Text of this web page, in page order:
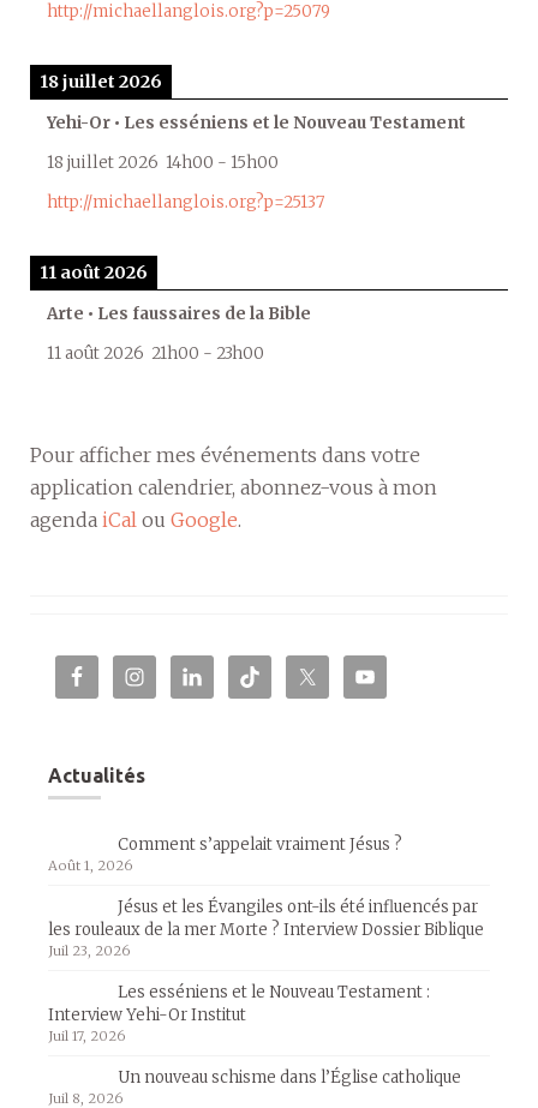
http://michaellanglois.org?p=25079
18 juillet 2026
Yehi-Or • Les esséniens et le Nouveau Testament
18 juillet 2026 14h00 - 15h00
http://michaellanglois.org?p=25137
11 août 2026
Arte • Les faussaires de la Bible
11 août 2026 21h00 - 23h00
Pour afficher mes événements dans votre
application calendrier, abonnez-vous à mon
agenda iCal ou Google.
Actualités
Comment s’appelait vraiment Jésus ?
Août 1, 2026
Jésus et les Évangiles ont-ils été influencés par
les rouleaux de la mer Morte ? Interview Dossier Biblique
Juil 23, 2026
Les esséniens et le Nouveau Testament :
Interview Yehi-Or Institut
Juil 17, 2026
Un nouveau schisme dans l’Église catholique
Juil 8, 2026